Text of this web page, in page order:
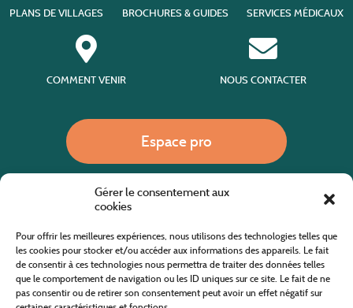
Gérer le consentement aux
cookies
Pour offrir les meilleures expériences, nous utilisons des technologies telles que
les cookies pour stocker et/ou accéder aux informations des appareils. Le fait
de consentir à ces technologies nous permettra de traiter des données telles
que le comportement de navigation ou les ID uniques sur ce site. Le fait de ne
pas consentir ou de retirer son consentement peut avoir un effet négatif sur
PLANS DE VILLAGES BROCHURES & GUIDES SERVICES MÉDICAUX
COMMENT VENIR NOUS CONTACTER
Espace pro
Site internet cofinancé par le fonds européen agricole pour le développement rural
L'Europe investit dans les zones rurales